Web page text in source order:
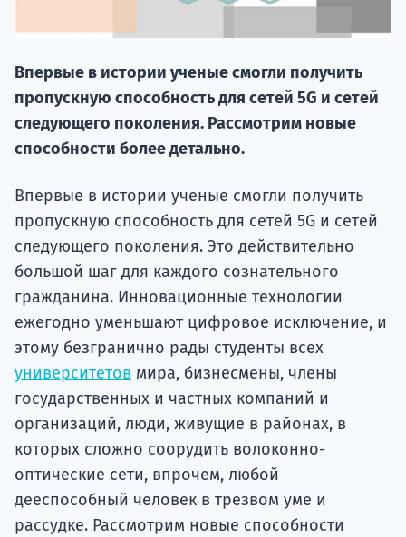
Впервые в истории ученые смогли получить
пропускную способность для сетей 5G и сетей
следующего поколения. Рассмотрим новые
способности более детально.
Впервые в истории ученые смогли получить
пропускную способность для сетей 5G и сетей
следующего поколения. Это действительно
большой шаг для каждого сознательного
гражданина. Инновационные технологии
ежегодно уменьшают цифровое исключение, и
этому безгранично рады студенты всех
университетов мира, бизнесмены, члены
государственных и частных компаний и
организаций, люди, живущие в районах, в
которых сложно соорудить волоконно-
оптические сети, впрочем, любой
дееспособный человек в трезвом уме и
рассудке. Рассмотрим новые способности